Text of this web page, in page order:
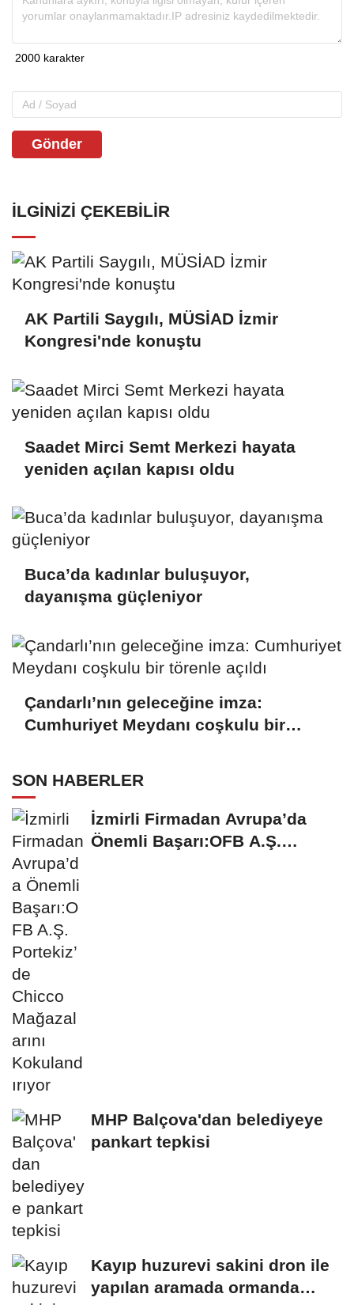
Gönder
İLGINIZI ÇEKEBILIR
AK Partili Saygılı, MÜSİAD İzmir
Kongresi'nde konuştu
Saadet Mirci Semt Merkezi hayata
yeniden açılan kapısı oldu
Buca’da kadınlar buluşuyor,
dayanışma güçleniyor
Çandarlı’nın geleceğine imza:
Cumhuriyet Meydanı coşkulu bir
SON HABERLER
İzmirli Firmadan Avrupa’da
Önemli Başarı:OFB A.Ş.
MHP Balçova'dan belediyeye
pankart tepkisi
Kayıp huzurevi sakini dron ile
yapılan aramada ormanda